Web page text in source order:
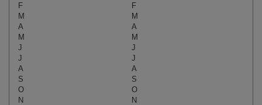
F
F
M
M
A
A
M
M
J
J
J
J
A
A
S
S
O
O
N
N